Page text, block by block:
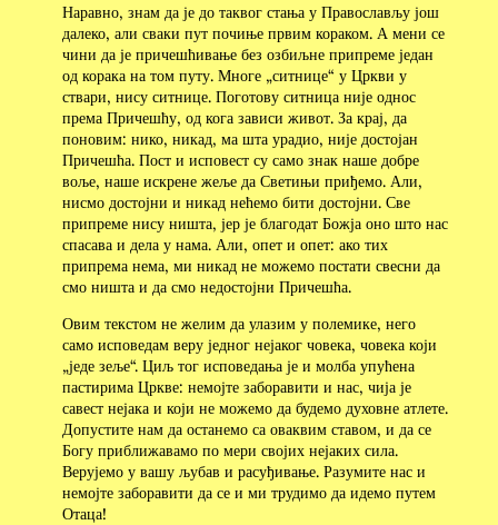
Наравно, знам да је до таквог стања у Православљу још
далеко, али сваки пут почиње првим кораком. А мени се
чини да је причешћивање без озбиљне припреме један
од корака на том путу. Многе „ситнице“ у Цркви у
ствари, нису ситнице. Поготову ситница није однос
према Причешћу, од кога зависи живот. За крај, да
поновим: нико, никад, ма шта урадио, није достојан
Причешћа. Пост и исповест су само знак наше добре
воље, наше искрене жеље да Светињи приђемо. Али,
нисмо достојни и никад нећемо бити достојни. Све
припреме нису ништа, јер је благодат Божја оно што нас
спасава и дела у нама. Али, опет и опет: ако тих
припрема нема, ми никад не можемо постати свесни да
смо ништа и да смо недостојни Причешћа.
Овим текстом не желим да улазим у полемике, него
само исповедам веру једног нејаког човека, човека који
„једе зеље“. Циљ тог исповедања је и молба упућена
пастирима Цркве: немојте заборавити и нас, чија је
савест нејака и који не можемо да будемо духовне атлете.
Допустите нам да останемо са оваквим ставом, и да се
Богу приближавамо по мери својих нејаких сила.
Верујемо у вашу љубав и расуђивање. Разумите нас и
немојте заборавити да се и ми трудимо да идемо путем
Отаца!